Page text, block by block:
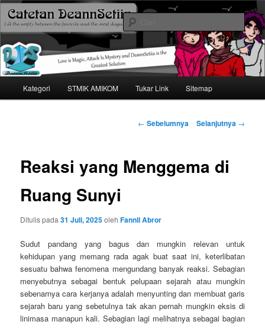
Catetan DS
Mari bermimpi dan ciptakan kehendak
Cari
Langsung
utama
Kategori STMIK AMIKOM Tukar Link Sitemap
Navigasi
← Sebelumnya Selanjutnya →
Reaksi yang Menggema di
Ruang Sunyi
Ditulis pada31 Juli, 2025olehFannil Abror
Sudut pandang yang bagus dan mungkin relevan untuk
kehidupan yang memang rada agak buat saat ini, keterlibatan
sesuatu bahwa fenomena mengundang banyak reaksi. Sebagian
menyebutnya sebagai bentuk pelupaan sejarah atau mungkin
sebenarnya cara kerjanya adalah menyunting dan membuat garis
sejarah baru yang sebetulnya tak akan pernah mungkin eksis di
linimasa manapun kali. Sebagian lagi melihatnya sebagai bagian